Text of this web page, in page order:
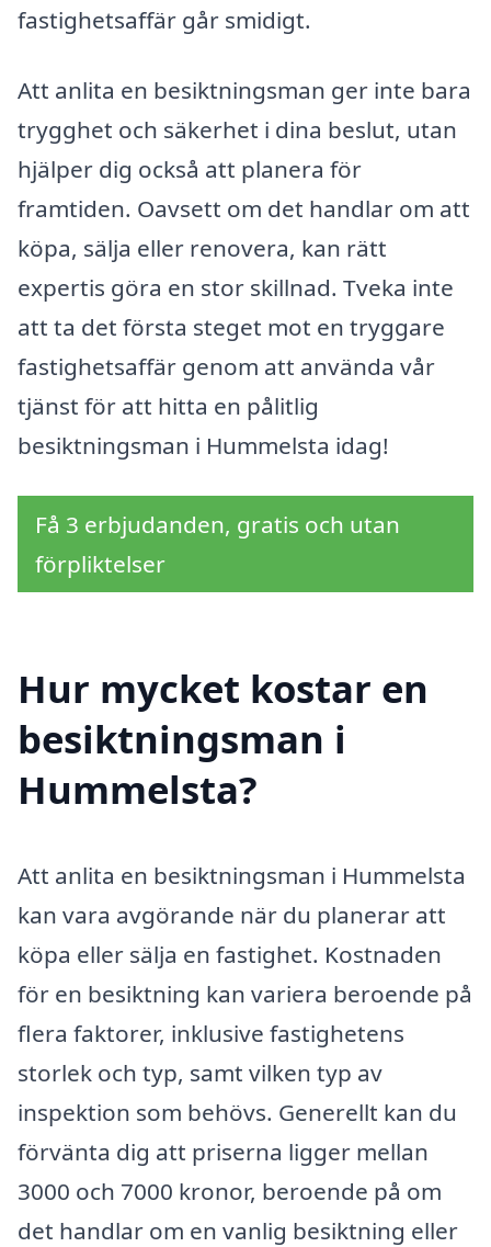
fastighetsaffär går smidigt.
Att anlita en besiktningsman ger inte bara
trygghet och säkerhet i dina beslut, utan
hjälper dig också att planera för
framtiden. Oavsett om det handlar om att
köpa, sälja eller renovera, kan rätt
expertis göra en stor skillnad. Tveka inte
att ta det första steget mot en tryggare
fastighetsaffär genom att använda vår
tjänst för att hitta en pålitlig
besiktningsman i Hummelsta idag!
Få 3 erbjudanden, gratis och utan
förpliktelser
Hur mycket kostar en
besiktningsman i
Hummelsta?
Att anlita en besiktningsman i Hummelsta
kan vara avgörande när du planerar att
köpa eller sälja en fastighet. Kostnaden
för en besiktning kan variera beroende på
flera faktorer, inklusive fastighetens
storlek och typ, samt vilken typ av
inspektion som behövs. Generellt kan du
förvänta dig att priserna ligger mellan
3000 och 7000 kronor, beroende på om
det handlar om en vanlig besiktning eller